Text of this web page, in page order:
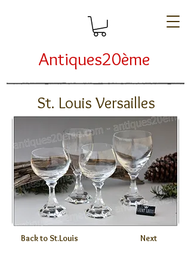
Antiques20ème
St. Louis Versailles
Back to St.Louis Next